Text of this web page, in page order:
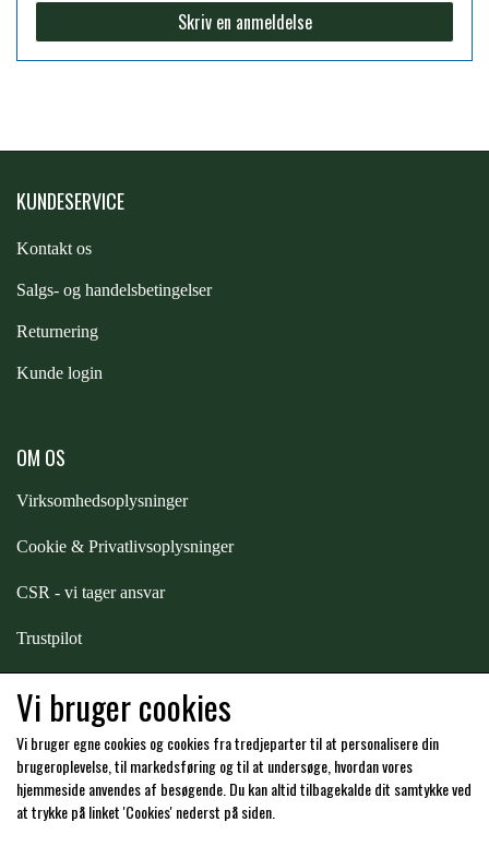
PREMIER EQUINE RYTTER
MUSTAD
PHARMACARE
RACING TACK
WAHLSTEN
WALDHAUSEN
WALSH
Skriv en anmeldelse
KUNDESERVICE
Kontakt os
Salgs- og handelsbetingelser
Returnering
Kunde login
OM OS
Virksomhedsoplysninger
Cookie & Privatlivsoplysninger
CSR - vi tager ansvar
Trustpilot
Hos os kan du betale med:
Vi bruger cookies
Vi bruger egne cookies og cookies fra tredjeparter til at personalisere din
brugeroplevelse, til markedsføring og til at undersøge, hvordan vores
hjemmeside anvendes af besøgende. Du kan altid tilbagekalde dit samtykke ved
at trykke på linket 'Cookies' nederst på siden.